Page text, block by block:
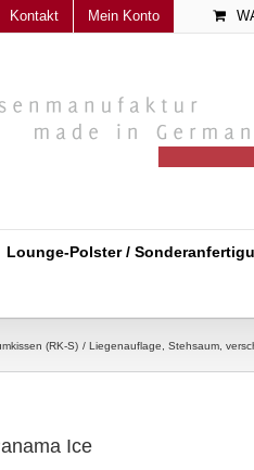
Kontakt Mein Konto
Lounge-Polster /
(RK-S) Liegenauflage, Stehsaum,
Ice